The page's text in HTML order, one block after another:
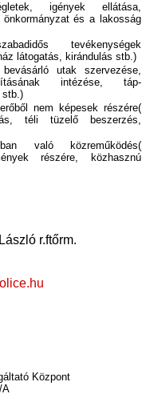
igények ellátása,
és a lakosság
tevékenységek
látogatás, kirándulás stb.)
utak szervezése,
intézése, táp-
stb.)
nem képesek részére(
téli tüzelő beszerzés,
való közreműködés(
részére, közhasznú
r.ftőrm.
Központ
A